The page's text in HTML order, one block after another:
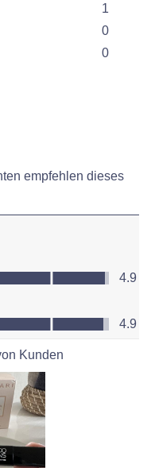
6
1
1
0
0
0
empfehlen dieses
4.9
4.9
Kunden